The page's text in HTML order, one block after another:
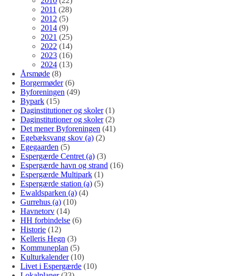
2011 (28)
2012 (5)
2014 (9)
2021 (25)
2022 (14)
2023 (16)
2024 (13)
Årsmøde (8)
Borgermøder(6)
Byforeningen (49)
Bypark (15)
Daginstitutioner og skoler(1)
Daginstitutioner og skoler(2)
Det mener Byforeningen (41)
Egebæksvang skov (a) (2)
Egegaarden (5)
Espergærde Centret (a) (3)
Espergærde havn og strand (16)
Espergærde Multipark (1)
Espergærde station (a) (5)
Ewaldsparken (a) (4)
Gurrehus (a) (10)
Havnetorv (14)
HH forbindelse (6)
Historie (12)
Kelleris Hegn (3)
Kommuneplan (5)
Kulturkalender(10)
Livet i Espergærde (10)